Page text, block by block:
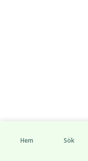
Hem Sök